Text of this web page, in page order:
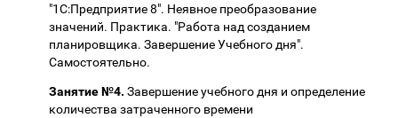
"1С:Предприятие 8". Неявное преобразование
значений. Практика. "Работа над созданием
планировщика. Завершение Учебного дня".
Самостоятельно.
Занятие №4. Завершение учебного дня и определение
количества затраченного времени